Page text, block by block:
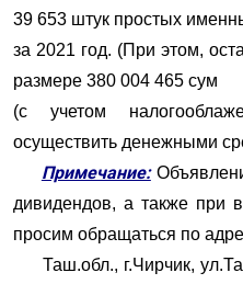
39 653 штук простых
за 2021 год. (При этом,
размере 380 004 465 сум
(с учетом
осуществить денежными
Примечание:
дивидендов, а также при
просим обращаться по
Таш.обл., г.Чирчик,